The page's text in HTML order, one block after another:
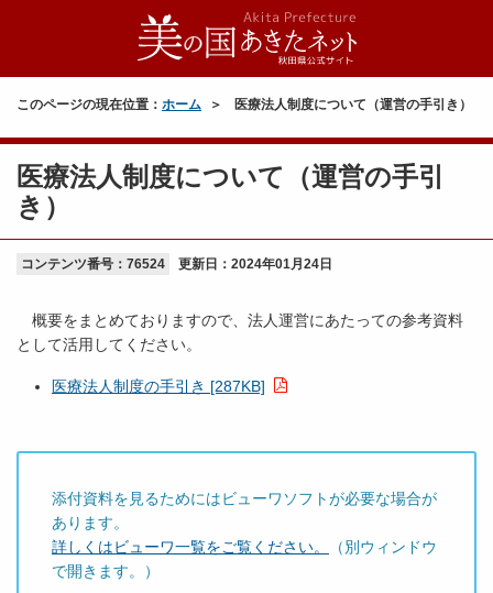
このページの現在位置： ホーム 医療法人制度について（運営の手引き）
医療法人制度について（運営の手引
き）
コンテンツ番号：76524 更新日： 2024年01月24日
概要をまとめておりますので、法人運営にあたっての参考資料
として活用してください。
医療法人制度の手引き [287KB]
添付資料を見るためにはビューワソフトが必要な場合が
あります。
詳しくはビューワ一覧をご覧ください。
（別ウィンドウ
で開きます。）